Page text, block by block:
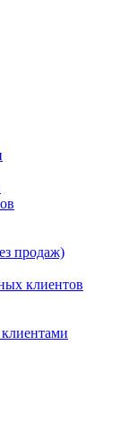
продаж)
клиентов